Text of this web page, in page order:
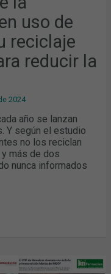
uso de
reciclaje
reducir la
2024
año se lanzan
Y según el estudio
no los reciclan
más de dos
nunca informados